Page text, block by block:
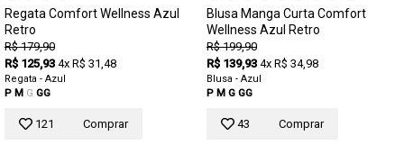
Regata Comfort Wellness Azul
Retro
R$ 179,90
R$ 125,93 4x R$ 31,48
Regata - Azul
P M G GG
121 Comprar
Blusa Manga Curta Comfort
Wellness Azul Retro
R$ 199,90
R$ 139,93 4x R$ 34,98
Blusa - Azul
P M G GG
43 Comprar